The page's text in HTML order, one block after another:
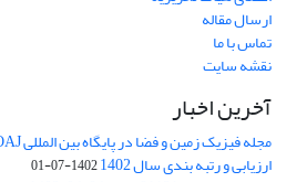
ارسال مقاله
تماس با ما
نقشه سایت
آخرین اخبار
مجله فیزیک زمین و فضا در پایگاه بین المللی DOAJ نمایه شد.
ارزیابی و رتبه بندی سال 1402 1402-07-01